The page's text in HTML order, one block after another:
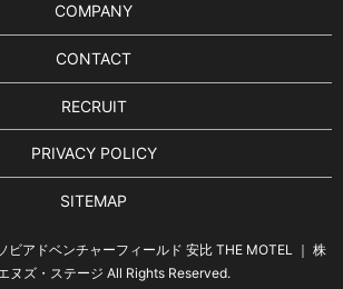
COMPANY
CONTACT
RECRUIT
PRIVACY POLICY
SITEMAP
アドベンチャーフィールド 安比 THE MOTEL ｜ 株
ヌズ・ステージ All Rights Reserved.